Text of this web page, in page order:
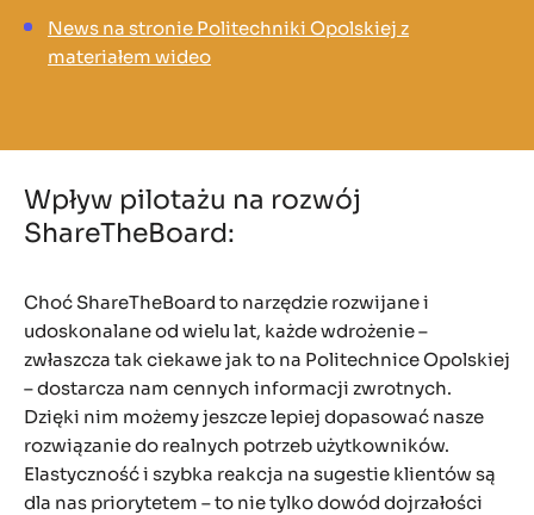
News na stronie Politechniki Opolskiej z
materiałem wideo
Wpływ pilotażu na rozwój
ShareTheBoard:
Choć ShareTheBoard to narzędzie rozwijane i
udoskonalane od wielu lat, każde wdrożenie –
zwłaszcza tak ciekawe jak to na Politechnice Opolskiej
– dostarcza nam cennych informacji zwrotnych.
Dzięki nim możemy jeszcze lepiej dopasować nasze
rozwiązanie do realnych potrzeb użytkowników.
Elastyczność i szybka reakcja na sugestie klientów są
dla nas priorytetem – to nie tylko dowód dojrzałości